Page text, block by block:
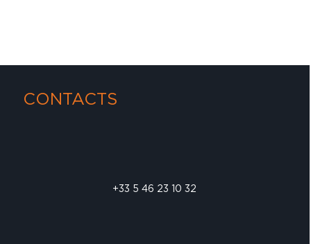
CONTACTS
+33 5 46 23 10 32